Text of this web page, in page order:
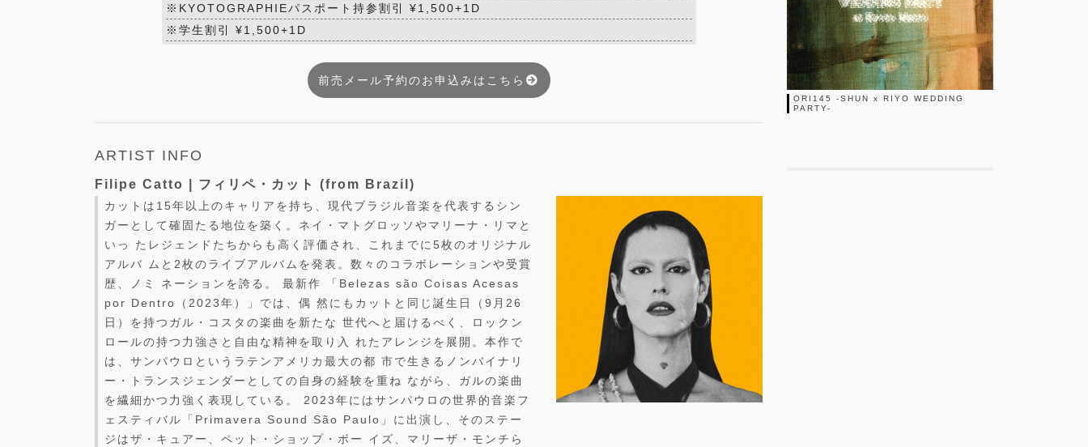
※KYOTOGRAPHIEパスポート持参割引 ¥1,500+1D
※学生割引 ¥1,500+1D
前売メール予約のお申込みはこちら
ARTIST INFO
Filipe Catto | フィリペ・カット (from Brazil)
カットは15年以上のキャリアを持ち、現代ブラジル音楽を代表するシン
ガーとして確固たる地位を築く。ネイ・マトグロッソやマリーナ・リマと
いっ たレジェンドたちからも高く評価され、これまでに5枚のオリジナル
アルバ ムと2枚のライブアルバムを発表。数々のコラボレーションや受賞
歴、ノミ ネーションを誇る。 最新作 「Belezas são Coisas Acesas
por Dentro（2023年）」では、偶 然にもカットと同じ誕生日（9月26
日）を持つガル・コスタの楽曲を新たな 世代へと届けるべく、ロックン
ロールの持つ力強さと自由な精神を取り入 れたアレンジを展開。本作で
は、サンパウロというラテンアメリカ最大の都 市で生きるノンバイナリ
ー・トランスジェンダーとしての自身の経験を重ね ながら、ガルの楽曲
を繊細かつ力強く表現している。 2023年にはサンパウロの世界的音楽フ
ェスティバル「Primavera Sound São Paulo」に出演し、そのステー
ジはザ・キュアー、ペット・ショップ・ボー イズ、マリーザ・モンチら
ORI145 -SHUN x RIYO WEDDING
PARTY-